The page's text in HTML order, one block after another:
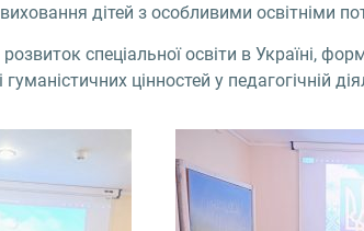
дітей з особливими освітніми
спеціальної освіти в Україні,
цінностей у педагогічній